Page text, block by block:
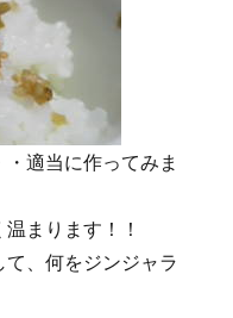
適当に作ってみま
まります！！
、何をジンジャラ